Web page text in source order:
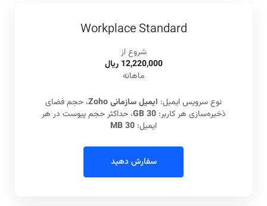
Workplace Standard
شروع از
12,220,000 ريال
ماهانه
نوع سرویس ایمیل: ایمیل سازمانی Zoho
، حجم فضای
ذخیره‌سازی هر کاربر:30 GB
، حداکثر حجم پیوست در هر
ایمیل: 30 MB
سفارش دهید